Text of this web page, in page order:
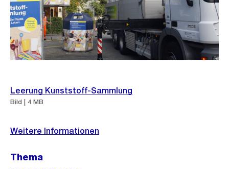
Weitere
Informationen
Leerung Kunststoff-Sammlung
Bild | 4 MB
Weitere Informationen
Thema